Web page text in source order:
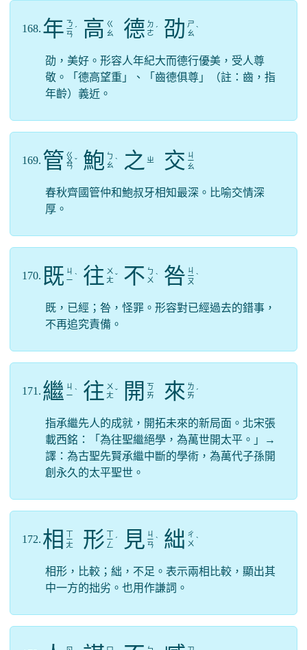
168. 年 ㄋ
ㄧ
ㄢ
ˊ 高 ㄍ
ㄠ
德 ㄉ
ㄜ ˊ 劭 ㄕ
ㄠ ˋ
劭，美好。形容人年紀大而德行優美，受人尊
敬。「德高望重」、「齒德俱尊」（註：齒，指
年齡）義近。
169. 管 ㄍ
ㄨ
ㄢ
ˇ 鮑 ㄅ
ㄠ ˋ 之 ㄓ 交 ㄐ
ㄧ
ㄠ
春秋齊國管仲和鮑叔牙相知最深。比喻交情深
厚。
170. 既 ㄐ
ㄧ ˋ 往 ㄨ
ㄤ ˇ 不 ㄅ
ㄨ ˋ 咎 ㄐ
ㄧ
ㄡ
ˋ
既，已經；咎，怪罪。形容對已經過去的錯事，
不再追究責備。
171. 繼 ㄐ
ㄧ ˋ 往 ㄨ
ㄤ ˇ 開
ㄎ
ㄞ
來 ㄌ
ㄞ ˊ
指承繼先人的成就，開拓未來的新局面。北宋張
載西銘：「為往聖繼絕學，為萬世開太平。」→
譯：為古聖先賢承繼中斷的學術，為萬代子孫開
創永久的太平聖世。
172. 相 ㄧ
ㄤ 形 ㄧ
ㄥ
ˊ 見 ㄐ
ㄧ
ㄢ
ˋ 絀 ㄔ
ㄨ ˋ
相形，比較；絀，不足。表示兩相比較，顯出其
中一方的拙劣。也用作謙詞。